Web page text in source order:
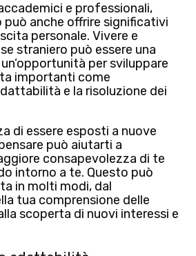
e professionali,
può anche offrire significativi
personale. Vivere e
straniero può essere una
per sviluppare
importanti come
e la risoluzione dei
di essere esposti a nuove
può aiutarti a
consapevolezza di te
intorno a te. Questo può
in molti modi, dal
tua comprensione delle
scoperta di nuovi interessi e